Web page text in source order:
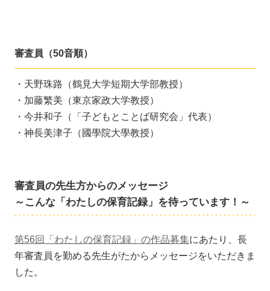
審査員（50音順）
・天野珠路（鶴見大学短期大学部教授）
・加藤繁美（東京家政大学教授）
・今井和子（「子どもとことば研究会」代表）
・神長美津子（國學院大學教授）
審査員の先生方からのメッセージ
～こんな「わたしの保育記録」を待っています！～
第56回「わたしの保育記録」の作品募集にあたり、長
年審査員を勤める先生がたからメッセージをいただきま
した。